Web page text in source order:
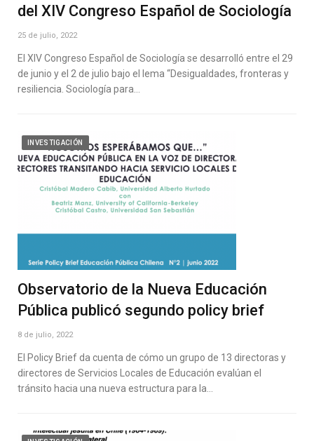
del XIV Congreso Español de Sociología
25 de julio, 2022
El XIV Congreso Español de Sociología se desarrolló entre el 29
de junio y el 2 de julio bajo el lema “Desigualdades, fronteras y
resiliencia. Sociología para…
INVESTIGACIÓN
Observatorio de la Nueva Educación
Pública publicó segundo policy brief
8 de julio, 2022
El Policy Brief da cuenta de cómo un grupo de 13 directoras y
directores de Servicios Locales de Educación evalúan el
tránsito hacia una nueva estructura para la…